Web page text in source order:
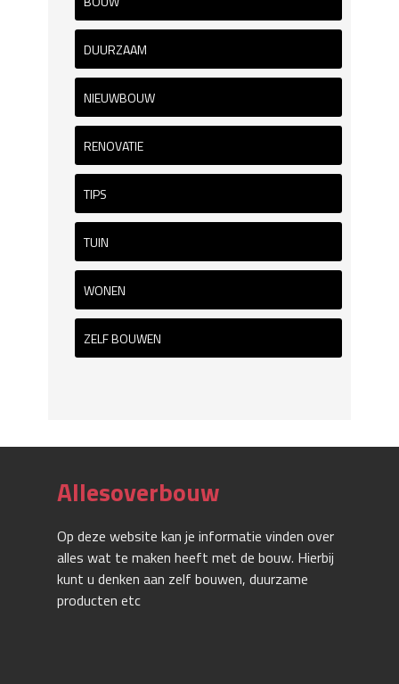
DUURZAAM
NIEUWBOUW
RENOVATIE
TIPS
TUIN
WONEN
ZELF BOUWEN
Allesoverbouw
Op deze website kan je informatie vinden over
alles wat te maken heeft met de bouw. Hierbij
kunt u denken aan zelf bouwen, duurzame
producten etc